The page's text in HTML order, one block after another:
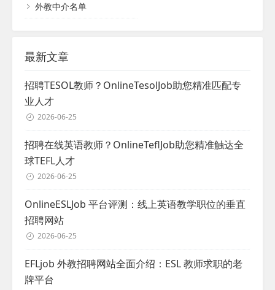
外教中介名单
最新文章
招聘TESOL教师？OnlineTesolJob助您精准匹配专
业人才
2026-06-25
招聘在线英语教师？OnlineTeflJob助您精准触达全
球TEFL人才
2026-06-25
OnlineESLJob 平台评测：线上英语教学职位的垂直
招聘网站
2026-06-25
EFLjob 外教招聘网站全面介绍：ESL 教师求职的老
牌平台